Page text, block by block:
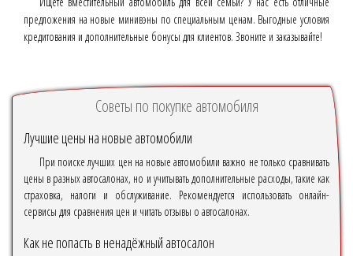
предложения на новые минивэны по специальным ценам. Выгодные условия
кредитования и дополнительные бонусы для клиентов. Звоните и заказывайте!
Советы по покупке автомобиля
Лучшие цены на новые автомобили
При поиске лучших цен на новые автомобили важно не только сравнивать
цены в разных автосалонах, но и учитывать дополнительные расходы, такие как
страховка, налоги и обслуживание. Рекомендуется использовать онлайн-
сервисы для сравнения цен и читать отзывы о автосалонах.
Как не попасть в ненадёжный автосалон